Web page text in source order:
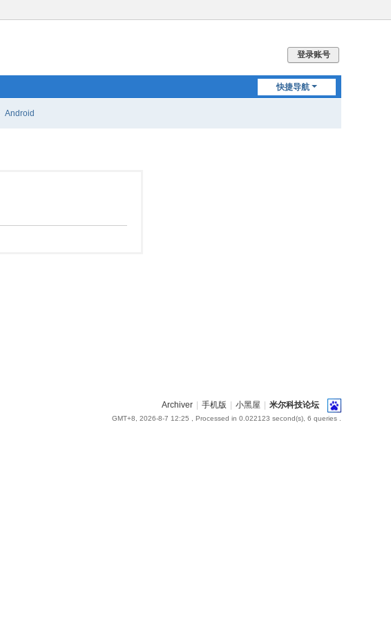
登录账号
快捷导航
Android
Archiver 手机版 小黑屋 米尔科技论坛
GMT+8, 2026-8-7 12:25 , Processed in 0.022123 second(s), 6 queries .